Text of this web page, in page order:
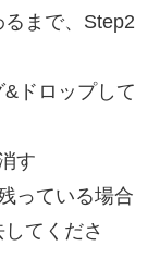
まで、Step2
ドロップして
す
っている場合
てくださ